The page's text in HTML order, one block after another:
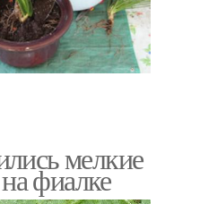
мелкие
фиалке